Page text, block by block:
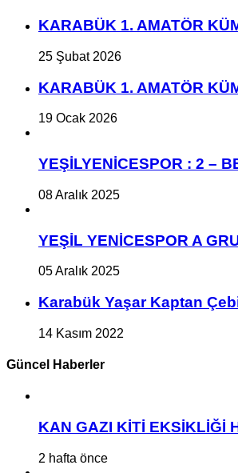
KARABÜK 1. AMATÖR
25 Şubat 2026
KARABÜK 1. AMATÖR
19 Ocak 2026
YEŞİLYENİCESPOR : 2 –
08 Aralık 2025
YEŞİL YENİCESPOR A
05 Aralık 2025
Karabük Yaşar Kaptan
14 Kasım 2022
Güncel Haberler
KAN GAZI KİTİ EKSİKLİĞİ
2 hafta önce